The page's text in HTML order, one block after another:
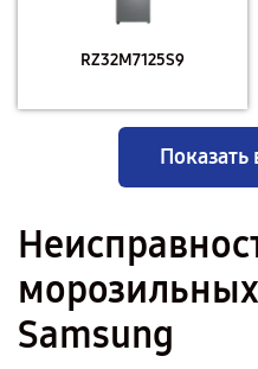
RZ32M7125S9
Показать
Samsung